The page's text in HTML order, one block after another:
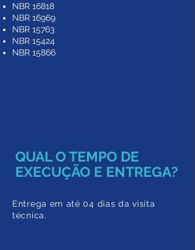
NBR 16818
NBR 16969
NBR 15763
NBR 15424
NBR 15866
QUAL O TEMPO DE
EXECUÇÃO E ENTREGA?
Entrega em até 04 dias da visita
técnica.